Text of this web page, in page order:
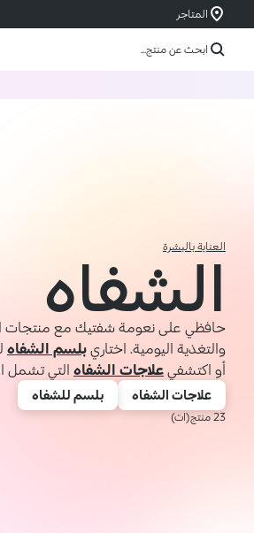
المتاجر
ابحث عن منتج...
العناية بالبشرة
الشفاه
حافظي على نعومة شفتيك مع منتجات
والتغذية اليومية. اختاري بلسم الشفاه
أو اكتشفي علاجات الشفاه التي تشمل
علاجات الشفاه بلسم للشفاه
23 منتج(ات)